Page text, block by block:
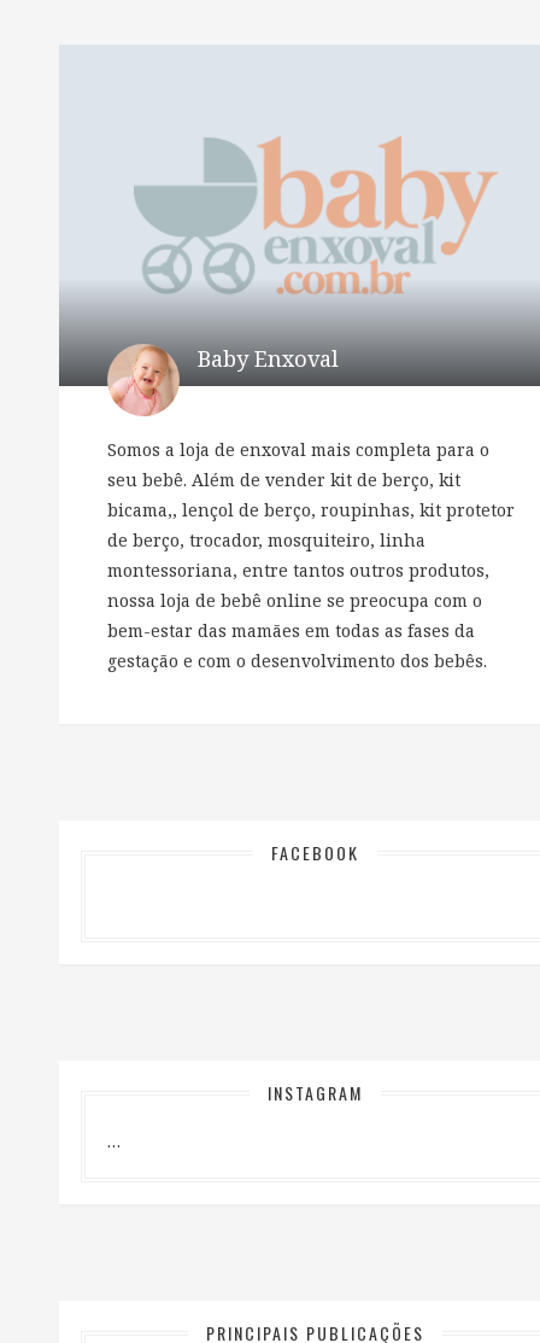
Baby Enxoval
Somos a loja de enxoval mais completa para o
seu bebê. Além de vender kit de berço, kit
bicama,, lençol de berço, roupinhas, kit protetor
de berço, trocador, mosquiteiro, linha
montessoriana, entre tantos outros produtos,
nossa loja de bebê online se preocupa com o
bem-estar das mamães em todas as fases da
gestação e com o desenvolvimento dos bebês.
FACEBOOK
INSTAGRAM
…
PRINCIPAIS PUBLICAÇÕES